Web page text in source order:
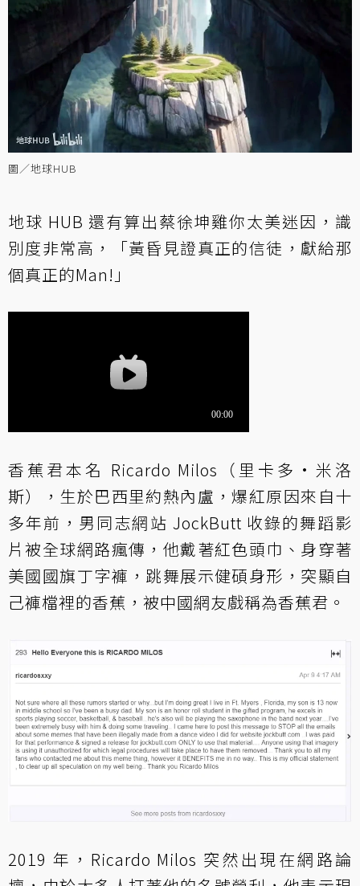
圖／地球HUB
地球 HUB 還有算出蔡徐坤雞你太美迷因，識
別度非常高，「黃昏見證真正的信徒，獻給那
個真正的Man!」
香蕉君本名 Ricardo Milos（里卡多·米洛
斯），生於巴西里約熱內盧，爆紅原因來自十
多年前，男同志網站 JockButt 收錄的舞蹈影
片被全球網路瘋傳，他戴著紅色頭巾、身穿著
美國國旗丁字褲，跳舞展示健碩身形，突顯自
己褲檔裡的香蕉，被中國網友戲稱為香蕉君。
2019 年，Ricardo Milos 突然出現在網路論